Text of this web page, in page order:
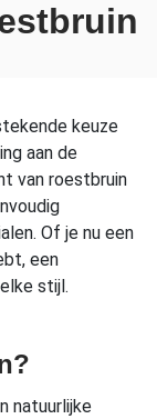
keuze
aan de
van roestbruin
Of je nu een
een
stijl.
natuurlijke